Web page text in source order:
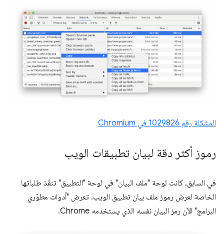
المشكلة رقم 1029826 في Chromium
رموز أكثر دقة لبيان تطبيقات الويب
في السابق، كانت لوحة "ملف البيان" في لوحة "التطبيق" تنفّذ طلباتها
الخاصة لعرض رموز ملف بيان تطبيق الويب. تعرض "أدوات مطوّري
البرامج" الآن رمز البيان نفسه الذي يستخدمه Chrome.